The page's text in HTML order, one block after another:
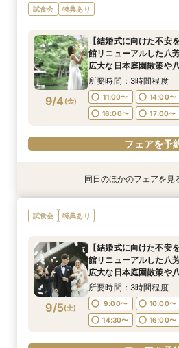
9/3(木)
【ご結婚が決まったば
顔合わせ」から結婚式
&絶品ローストビーフ
所要時間：3時間程度
11:00〜
14:00〜
16:00〜
17:00〜
フェアを予
9/3(木)
【結婚式に向けた不安
館リニューアルした八
いただける特別試食会
所要時間：3時間程度
11:00〜
14:00〜
16:00〜
17:00〜
フェアを予
試食会 特典あり
9/4 (金)
【結婚式に向けた不安
館リニューアルした八
広大な日本庭園散策や
いただける特別試食会
所要時間：3時間程度
11:00〜
14:00〜
16:00〜
17:00〜
フェアを予
特典あり
9/4(金)
【ご結婚が決まったば
顔合わせ」から結婚式
&絶品ローストビーフ
所要時間：3時間程度
11:00〜
14:00〜
16:00〜
17:00〜
フェアを予
特典あり
9/4(金)
【時期・招待人数何も決
80年の八芳園がおふた
所要時間：3時間程度
11:00〜
14:00〜
16:00〜
17:00〜
フェアを予
同日のほかのフェアを見
試食会 特典あり
9/5(土)
【結婚式に向けた不安
館リニューアルした八
広大な日本庭園散策や
いただける特別試食会
所要時間：3時間程度
9:00〜
10:00〜
14:30〜
16:00〜